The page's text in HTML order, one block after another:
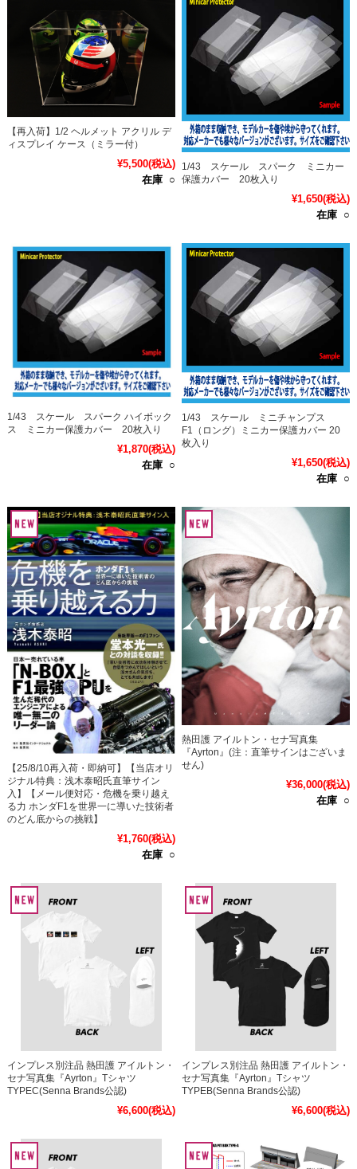
【再入荷】1/2 ヘルメット アクリル デ
ィスプレイ ケース（ミラー付）
¥5,500(税込)
在庫 ○
1/43 スケール スパーク ミニカー
保護カバー 20枚入り
¥1,650(税込)
在庫 ○
1/43 スケール スパーク ハイボック
ス ミニカー保護カバー 20枚入り
¥1,870(税込)
在庫 ○
1/43 スケール ミニチャンプス
F1（ロング）ミニカー保護カバー 20
枚入り
¥1,650(税込)
在庫 ○
【25/8/10再入荷・即納可】【当店オリ
ジナル特典：浅木泰昭氏直筆サイン
入】【メール便対応・危機を乗り越え
る力 ホンダF1を世界一に導いた技術者
のどん底からの挑戦】
¥1,760(税込)
在庫 ○
熱田護 アイルトン・セナ写真集
『Ayrton』(注：直筆サインはございま
せん)
¥36,000(税込)
在庫 ○
インプレス別注品 熱田護 アイルトン・
セナ写真集『Ayrton』Tシャツ
TYPEC(Senna Brands公認)
¥6,600(税込)
インプレス別注品 熱田護 アイルトン・
セナ写真集『Ayrton』Tシャツ
TYPEB(Senna Brands公認)
¥6,600(税込)